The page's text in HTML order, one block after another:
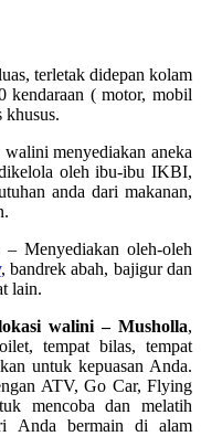
terletak didepan kolam
kendaraan ( motor, mobil
khusus.
menyediakan aneka
oleh ibu-ibu IKBI,
anda dari makanan,
– Menyediakan oleh-oleh
, bandrek abah, bajigur dan
lain.
walini – Musholla,
tempat bilas, tempat
untuk kepuasan Anda.
ATV, Go Car, Flying
mencoba dan melatih
Anda bermain di alam